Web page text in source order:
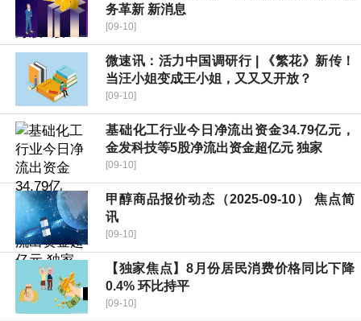
务革新 新消息
[09-10]
微速讯：活力中国调研行 | 《繁花》新传！
当汪小姐变成王小姐，又又又开放？
[09-10]
基础化工行业今日净流出资金34.79亿元，
金发科技等5股净流出资金超亿元 独家
[09-10]
甲醇商品报价动态（2025-09-10） 焦点简
讯
[09-10]
【独家焦点】8月份居民消费价格同比下降
0.4% 环比持平
[09-10]